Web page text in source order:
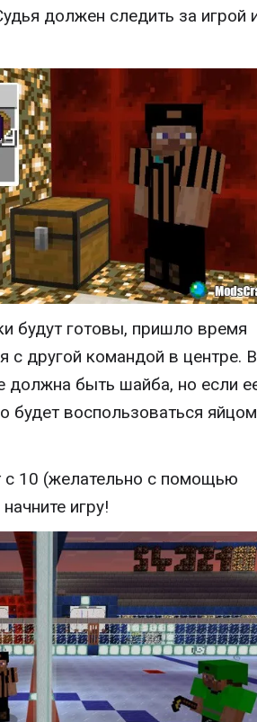
должен следить за игрой
будут готовы, пришло время
с другой командой в центре. В
должна быть шайба, но если
будет воспользоваться яйцом
с 10 (желательно с помощью
игру!